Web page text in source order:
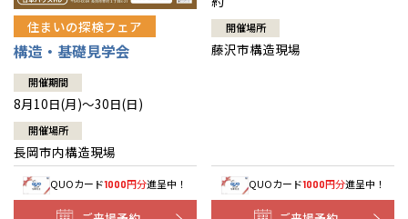
住まいの探検フェア
構造・基礎見学会
開催期間
8月10日(月)～30日(日)
開催場所
長岡市内構造現場
QUOカード1000円分進呈中！
開催場所
藤沢市構造現場
QUOカード1000円分進呈中！